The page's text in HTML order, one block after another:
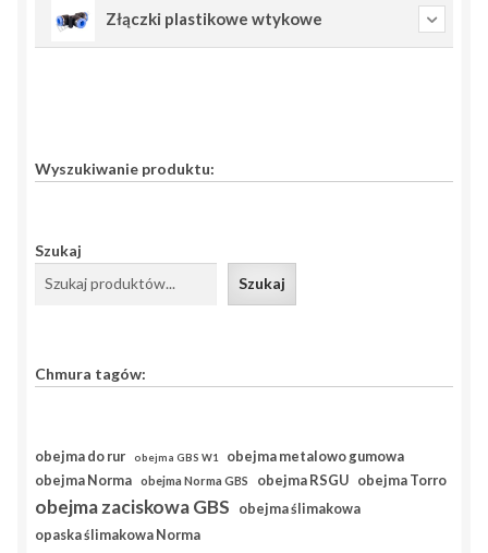
Złączki plastikowe wtykowe
Wyszukiwanie produktu:
Szukaj
Szukaj
Chmura tagów:
obejma do rur obejma GBS W1 obejma metalowo gumowa
obejma Norma obejma Norma GBS obejma RSGU obejma Torro
obejma zaciskowa GBS
obejma ślimakowa
opaska ślimakowa Norma